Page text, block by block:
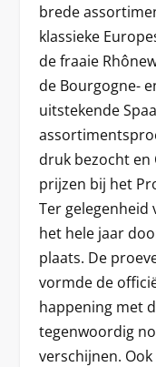
brede
klassieke
de fraaie
de Bourgogne-
uitstekende
druk bezocht en
prijzen bij het
Ter
het hele jaar
plaats. De
vormde de
happening met
tegenwoordig
verschijnen.